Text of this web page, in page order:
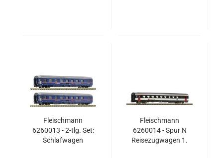
Fleischmann
6260013 - 2-tlg. Set:
Schlafwagen
Fleischmann
6260014 - Spur N
Reisezugwagen 1.